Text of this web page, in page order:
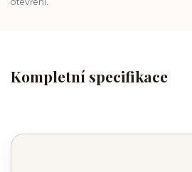
Kompletní specifikace